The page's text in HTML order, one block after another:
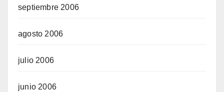
septiembre 2006
agosto 2006
julio 2006
junio 2006